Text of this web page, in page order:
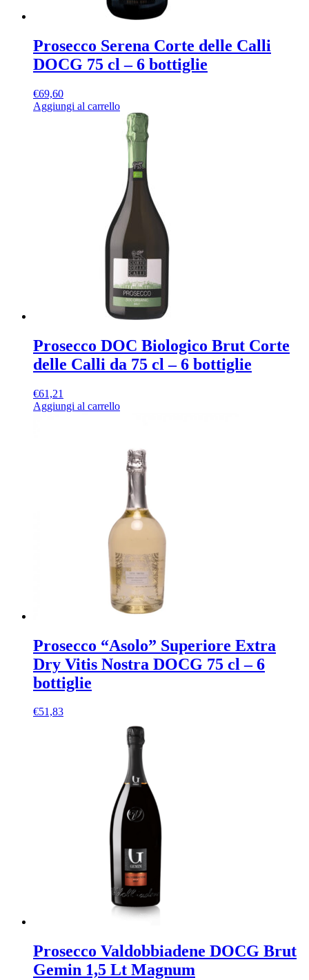
Prosecco Serena Corte delle Calli
DOCG 75 cl – 6 bottiglie
€69,60
Aggiungi al carrello
Prosecco DOC Biologico Brut Corte
delle Calli da 75 cl – 6 bottiglie
€61,21
Aggiungi al carrello
Prosecco “Asolo” Superiore Extra
Dry Vitis Nostra DOCG 75 cl – 6
bottiglie
€51,83
Prosecco Valdobbiadene DOCG Brut
Gemin 1,5 Lt Magnum